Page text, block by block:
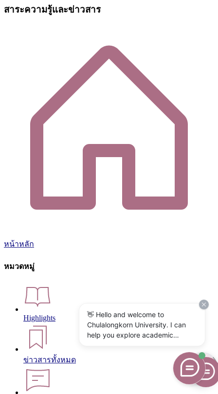
สาระความรู้และข่าวสาร
หน้าหลัก
หมวดหมู่
Highlights
ข่าวสารทั้งหมด
👋 Hello and welcome to
Chulalongkorn University. I can
help you explore academic